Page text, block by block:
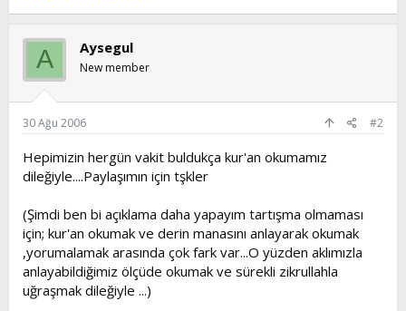
A Aysegul
New member
30 Ağu 2006 #2
Hepimizin hergün vakit buldukça kur'an okumamız
dileğiyle....Paylaşımın için tşkler
(Şimdi ben bi açıklama daha yapayım tartışma olmaması
için; kur'an okumak ve derin manasını anlayarak okumak
,yorumalamak arasında çok fark var...O yüzden aklımızla
anlayabildiğimiz ölçüde okumak ve sürekli zikrullahla
uğraşmak dileğiyle ...)